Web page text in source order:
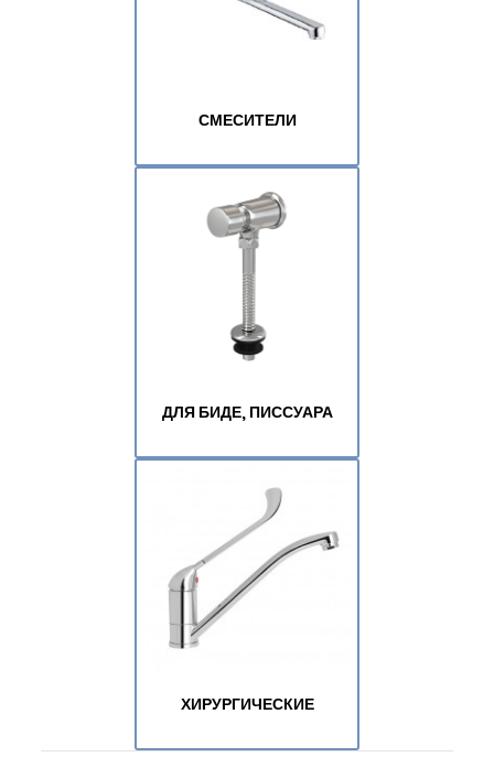
СМЕСИТЕЛИ
ДЛЯ БИДЕ, ПИССУАРА
ХИРУРГИЧЕСКИЕ